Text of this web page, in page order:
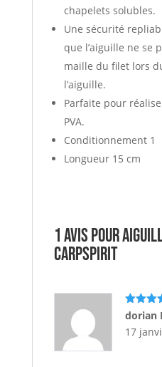
chapelets solubles.
Une sécurité
que l’aiguille ne se
maille du filet lors
l’aiguille.
Parfaite pour
PVA.
Conditionnement 1
Longueur 15 cm
1 avis pour
CARPSPIRIT
Note5
dorian
17